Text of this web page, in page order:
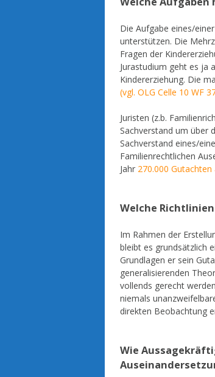
Die Aufgabe eines/
unterstützen. Die
Fragen der
Jurastudium geht es ja
Kindererziehung. Die
(vgl. OLG Celle 10 WF
Juristen (z.b.
Sachverstand um über
Sachverstand eines/
Familienrechtlichen
Jahr 270.000
Welche
Im Rahmen der
bleibt es grundsätzlich
Grundlagen er sein
generalisierenden
vollends gerecht
niemals
direkten Beobachtung
Wie